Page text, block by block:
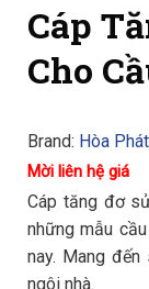
Cáp
Cho
Brand: Hòa Phát
Mời liên hệ giá
Cáp tăng đơ
những mẫu
nay. Mang
ngôi nhà.